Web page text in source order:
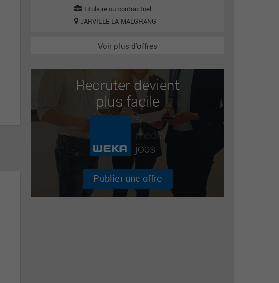
Titulaire ou contractuel
JARVILLE LA MALGRANG
Voir plus d'offres
Recruter devient
plus facile
Publier une offre